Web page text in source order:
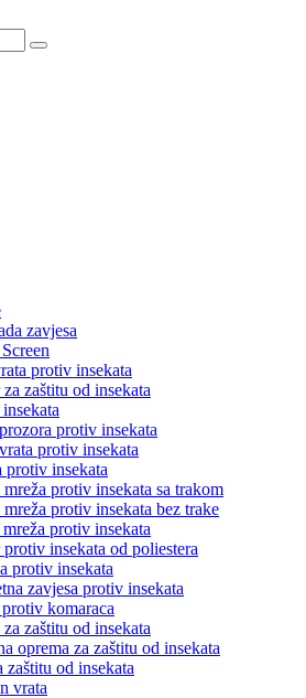
zavjesa
protiv insekata
zaštitu od insekata
protiv insekata
protiv insekata
protiv insekata
protiv insekata sa trakom
protiv insekata bez trake
protiv insekata
insekata od poliestera
protiv insekata
zavjesa protiv insekata
komaraca
zaštitu od insekata
oprema za zaštitu od insekata
zaštitu od insekata
vrata